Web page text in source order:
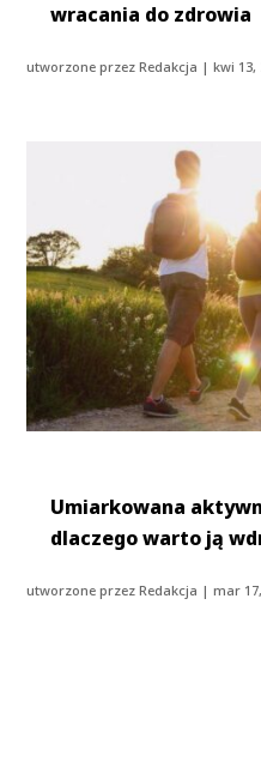
wracania do zdrowia
utworzone przezRedakcja |kwi 13,
Umiarkowana
dlaczego warto ją
utworzone przezRedakcja |mar